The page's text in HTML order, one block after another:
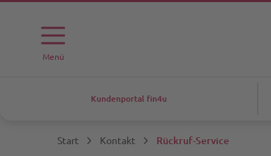
Menü
Kundenportal fin4u
Start Kontakt Rückruf-Service